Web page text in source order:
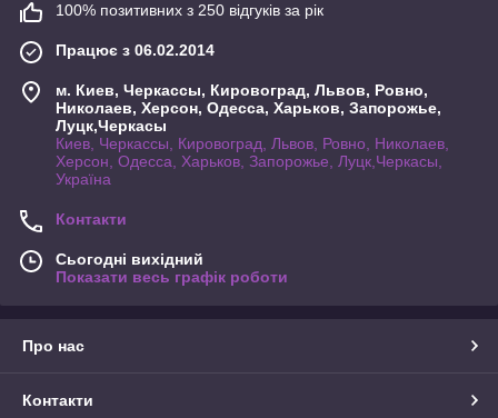
100% позитивних з 250 відгуків за рік
Працює з 06.02.2014
м. Киев, Черкассы, Кировоград, Львов, Ровно,
Николаев, Херсон, Одесса, Харьков, Запорожье,
Луцк,Черкасы
Киев, Черкассы, Кировоград, Львов, Ровно, Николаев,
Херсон, Одесса, Харьков, Запорожье, Луцк,Черкасы,
Україна
Контакти
Сьогодні вихідний
Показати весь графік роботи
Про нас
Контакти